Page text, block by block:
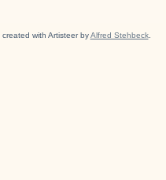
created with Artisteer byAlfred Stehbeck.